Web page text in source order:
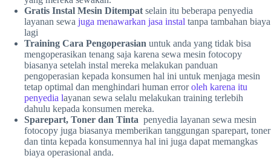
Gratis Instal Mesin Ditempat selain itu beberapa penyedia
layanan sewa juga menawarkan jasa instal tanpa tambahan biaya
lagi
Training Cara Pengoperasian untuk anda yang tidak bisa
mengoperasikan tenang saja karena sewa mesin fotocopy
biasanya setelah instal mereka melakukan panduan
pengoperasian kepada konsumen hal ini untuk menjaga mesin
tetap optimal dan menghindari human erroroleh karena itu
penyedia layanan sewa selalu melakukan training terlebih
dahulu kepada konsumen mereka.
Sparepart, Toner dan Tinta penyedia layanan sewa mesin
fotocopy juga biasanya memberikan tanggungan sparepart, toner
dan tinta kepada konsumennya hal ini juga dapat memangkas
biaya operasional anda.